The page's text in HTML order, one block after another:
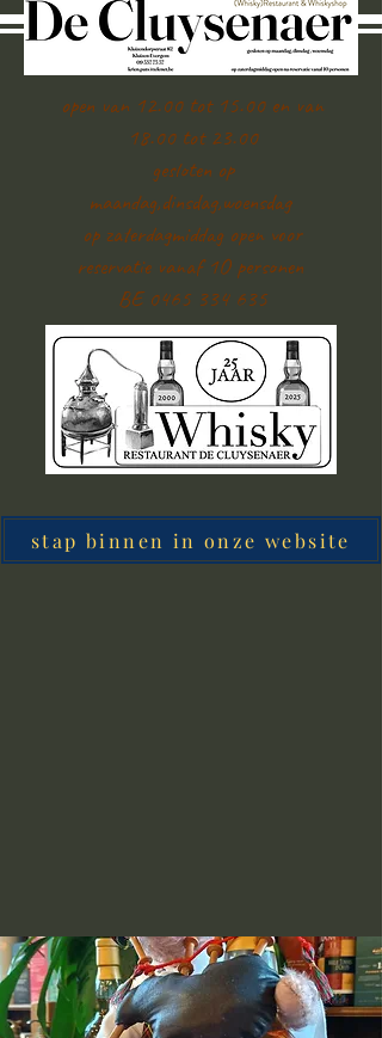
open van 12.00 tot 15.00 en van
18.00 tot 23.00
gesloten op
maandag,dinsdag,woensdag
op zaterdagmiddag open voor
reservatie vanaf 1O personen
BE 0465 334 635
stap binnen in onze website